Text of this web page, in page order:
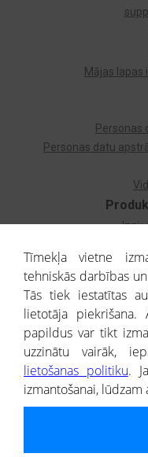
Kredītizziņa
Mājas
Personas
Personas datu
® CREDITREFORM Latvija
SIA
Portāla ietvaros saņemtajai
Tīmekļa vietne
tehniskās darbības
Tās tiek iestatītas
lietotāja piekrišana.
papildus var tikt
uzzinātu vairāk,
lietošanas politiku.
izmantošanai, lūdzam